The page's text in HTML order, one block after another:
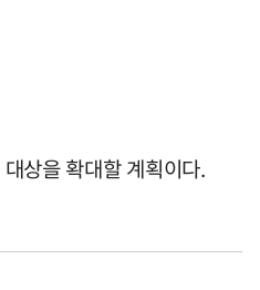
상을 확대할 계획이다.